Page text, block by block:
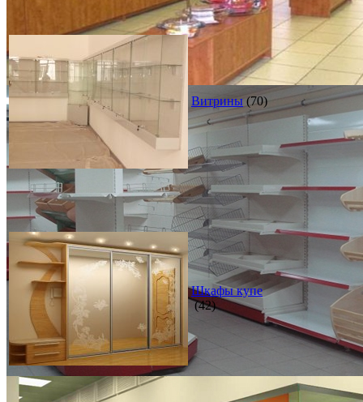
Витрины (70)
Шкафы купе
(42)